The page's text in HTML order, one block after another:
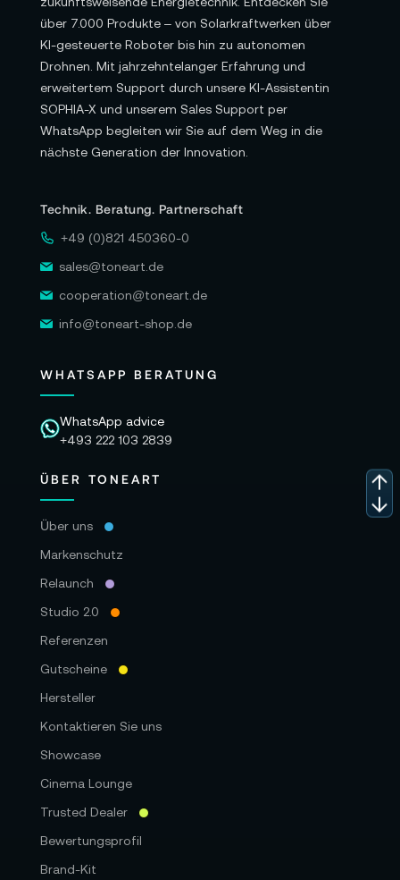
über 7.000 Produkte – von Solarkraftwerken über
KI-gesteuerte Roboter bis hin zu autonomen
Drohnen. Mit jahrzehntelanger Erfahrung und
erweitertem Support durch unsere KI-Assistentin
SOPHIA-X und unserem Sales Support per
WhatsApp begleiten wir Sie auf dem Weg in die
nächste Generation der Innovation.
Technik. Beratung. Partnerschaft
+49 (0)821 450360-0
sales@toneart.de
cooperation@toneart.de
info@toneart-shop.de
WHATSAPP BERATUNG
WhatsApp advice
+493 222 103 2839
ÜBER TONEART
Über uns
Markenschutz
Relaunch
Studio 2.0
Referenzen
Gutscheine
Hersteller
Kontaktieren Sie uns
Showcase
Cinema Lounge
Trusted Dealer
Bewertungsprofil
Brand-Kit